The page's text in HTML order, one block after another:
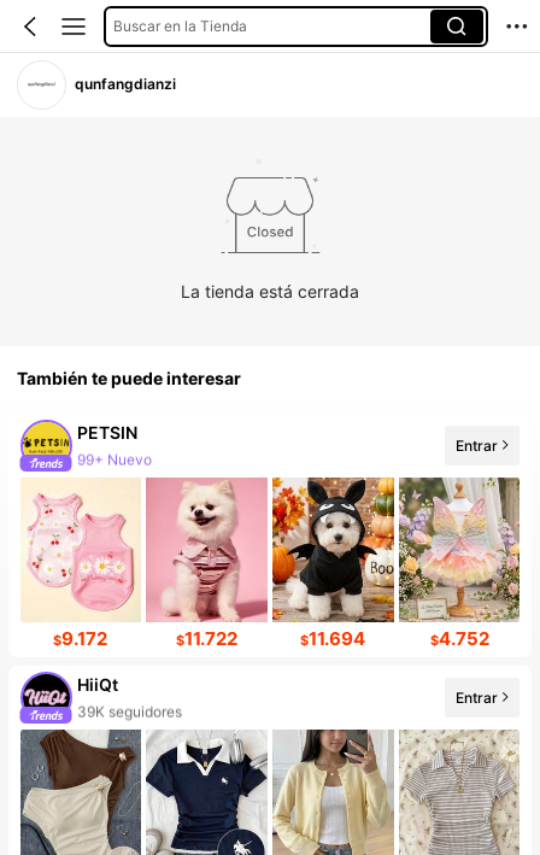
Buscar en la Tienda
qunfangdianzi
La tienda está cerrada
También te puede interesar
PETSIN
99+ Nuevo
Entrar
$9.172 $11.722 $11.694 $4.752
HiiQt
39K seguidores
Entrar